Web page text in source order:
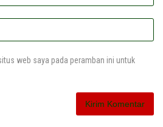
web saya pada peramban ini untuk